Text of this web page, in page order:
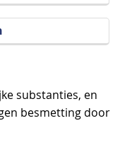
substanties, en
besmetting door